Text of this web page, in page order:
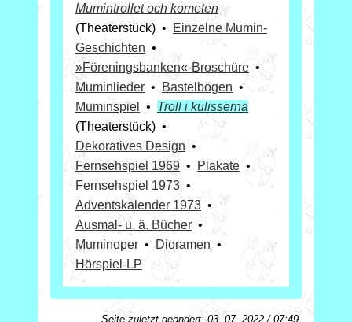
Mumintrollet och kometen
(Theaterstück) •
Einzelne Mumin-
Geschichten •
»Föreningsbanken«-­Broschüre •
Muminlieder • Bastelbögen •
Muminspiel
• Troll i kulisserna
(Theaterstück) •
Dekoratives Design •
Fernsehspiel 1969 • Plakate •
Fernsehspiel 1973 •
Adventskalender 1973 •
Ausmal- u. ä. Bücher •
Muminoper • Dioramen •
Hörspiel-LP
Seite zuletzt geändert: 03. 07. 2022 / 07:49